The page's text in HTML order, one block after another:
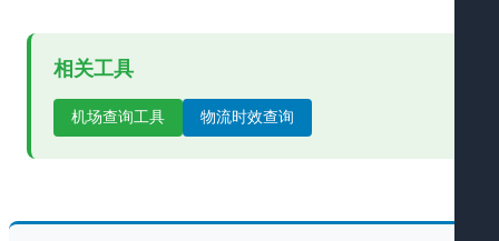
相关工具
机场查询工具 物流时效查询